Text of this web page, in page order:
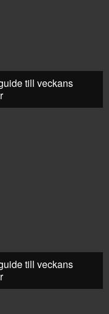
till veckans
till veckans